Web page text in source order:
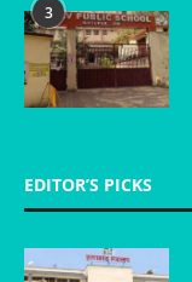
3
EDITOR’S PICKS